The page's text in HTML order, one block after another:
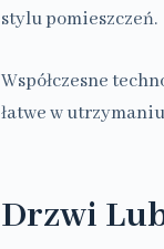
stylu pomieszczeń.
Współczesne
łatwe w
Drzwi